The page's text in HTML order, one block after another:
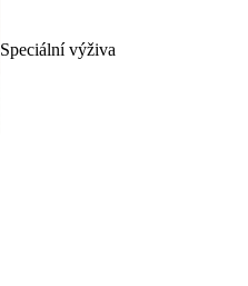
Speciální výživa